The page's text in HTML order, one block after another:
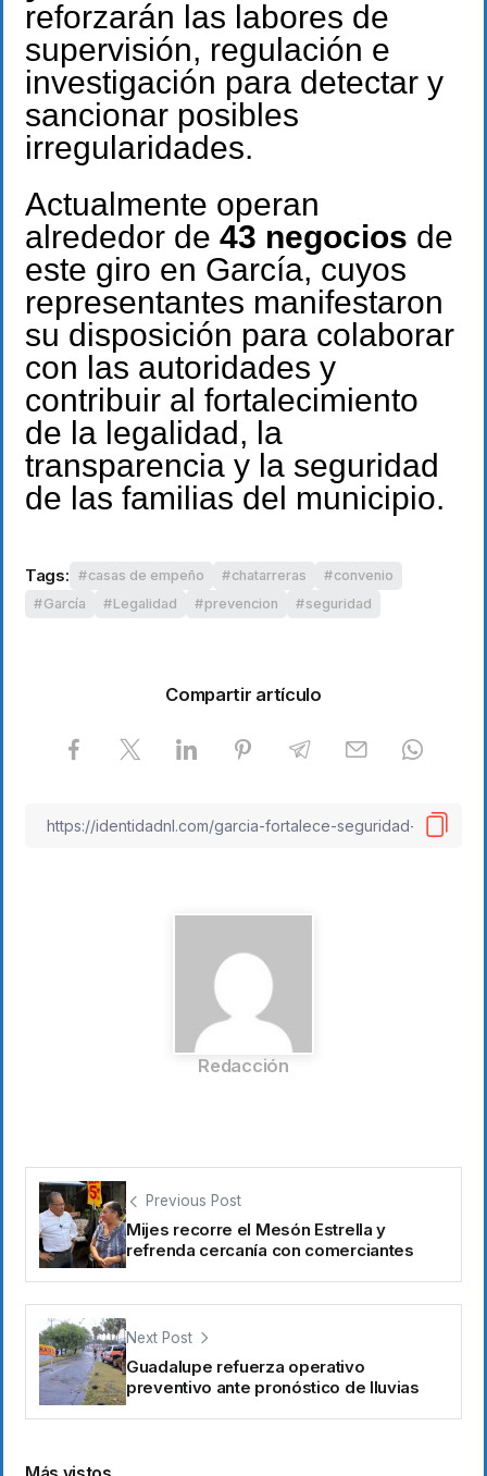
reforzarán las labores de
supervisión, regulación e
investigación para detectar y
sancionar posibles
irregularidades.
Actualmente operan
alrededor de 43 negocios de
este giro en García, cuyos
representantes manifestaron
su disposición para colaborar
con las autoridades y
contribuir al fortalecimiento
de la legalidad, la
transparencia y la seguridad
de las familias del municipio.
Tags: casas de empeño chatarreras
convenio
García
Legalidad prevencion seguridad
Compartir artículo
Redacción
Previous Post
Mijes recorre el Mesón Estrella y
refrenda cercanía con comerciantes
Next Post
Guadalupe refuerza operativo
preventivo ante pronóstico de lluvias